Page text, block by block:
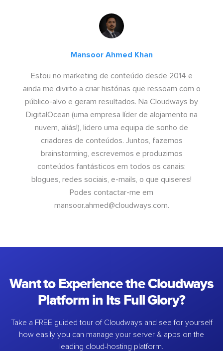
Mansoor Ahmed Khan
Estou no marketing de conteúdo desde 2014 e
ainda me divirto a criar histórias que ressoam com o
público-alvo e geram resultados. Na Cloudways by
DigitalOcean (uma empresa líder de alojamento na
nuvem, aliás!), lidero uma equipa de sonho de
criadores de conteúdos. Juntos, fazemos
brainstorming, escrevemos e produzimos
conteúdos fantásticos em todos os canais:
blogues, redes sociais, e-mails, o que quiseres!
Podes contactar-me em
mansoor.ahmed@cloudways.com.
Want to Experience the Cloudways
Platform in Its Full Glory?
Take a FREE guided tour of Cloudways and see for yourself
how easily you can manage your server & apps on the
leading cloud-hosting platform.